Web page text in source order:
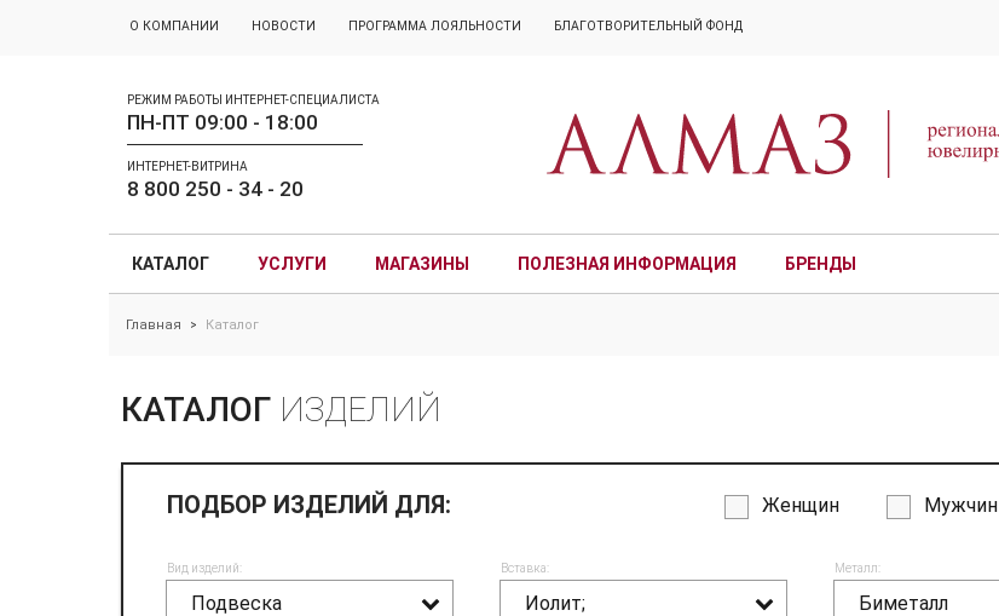
О КОМПАНИИ НОВОСТИ ПРОГРАММА ЛОЯЛЬНОСТИ БЛАГОТВОРИТЕЛЬНЫЙ ФОНД
РЕЖИМ РАБОТЫ ИНТЕРНЕТ-СПЕЦИАЛИСТА
ПН-ПТ 09:00 - 18:00
ИНТЕРНЕТ-ВИТРИНА
8 800 250 - 34 - 20
КАТАЛОГ УСЛУГИ МАГАЗИНЫ ПОЛЕЗНАЯ ИНФОРМАЦИЯ БРЕНДЫ
Главная > Каталог
КАТАЛОГ ИЗДЕЛИЙ
ПОДБОР ИЗДЕЛИЙ ДЛЯ: Женщин Мужчин
Вид изделий:
Подвеска
Вставка:
Иолит;
Металл:
Биметалл